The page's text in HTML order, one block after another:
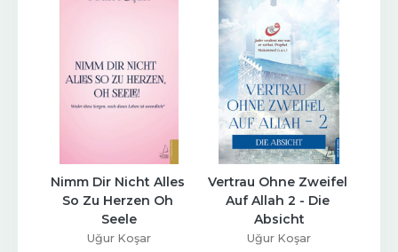
Nimm Dir Nicht Alles
So Zu Herzen Oh
Seele
Uğur Koşar
Vertrau Ohne Zweifel
Auf Allah 2 - Die
Absicht
Uğur Koşar